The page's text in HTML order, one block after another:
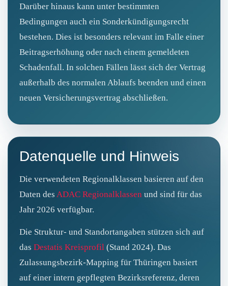
Darüber hinaus kann unter bestimmten
Bedingungen auch ein Sonderkündigungsrecht
bestehen. Dies ist besonders relevant im Falle einer
Beitragserhöhung oder nach einem gemeldeten
Schadenfall. In solchen Fällen lässt sich der Vertrag
außerhalb des normalen Ablaufs beenden und einen
neuen Versicherungsvertrag abschließen.
Datenquelle und Hinweis
Die verwendeten Regionalklassen basieren auf den
Daten des ADAC Regionalklassen und sind für das
Jahr 2026 verfügbar.
Die Struktur- und Standortangaben stützen sich auf
das Destatis Kreisprofil (Stand 2024). Das
Zulassungsbezirk-Mapping für Thüringen basiert
auf einer intern gepflegten Bezirksreferenz, deren